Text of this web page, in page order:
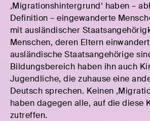
‚Migrationshintergrund‘ haben –
Definition – eingewanderte
mit ausländischer
Menschen, deren Eltern
ausländische Staatsangehörige
Bildungsbereich haben ihn auch
Jugendliche, die zuhause eine
Deutsch sprechen. Keinen
haben dagegen alle, auf die diese
zutreffen.